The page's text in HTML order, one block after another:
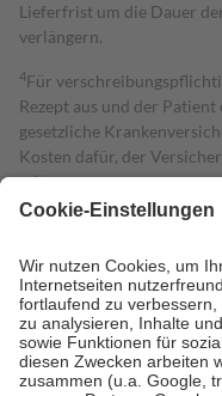
Lieferfrist um die Dauer
verlängern.
4Für
Rezept aus und der
gesetzliche
Kosten dafür, der
mit.
Grundsätzlich leisten
höchstens zehn Euro.
Es
Kosten der Leistung zu
Diese Regeln gelten
Bei Heilmitteln und
Zuzahlung zehn Prozent
Verordnung.